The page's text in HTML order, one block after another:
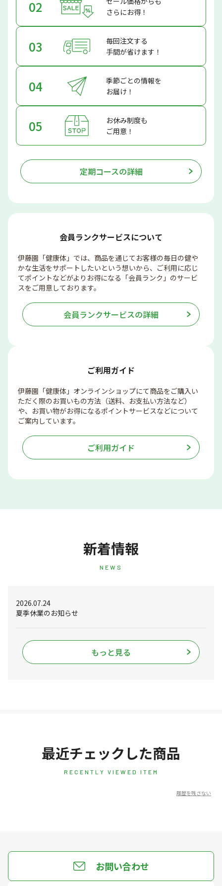
02
さらにお得！
03
毎回注文する
手間が省けます！
04
季節ごとの情報を
お届け！
05
お休み制度も
ご用意！
定期コースの詳細
会員ランクサービスについて
伊藤園「健康体」では、商品を通じてお客様の毎日の健や
かな生活をサポートしたいという想いから、ご利用に応じ
てポイントなどがよりお得になる「会員ランク」のサービ
スをご用意しております。
会員ランクサービスの詳細
ご利用ガイド
伊藤園「健康体」オンラインショップにて商品をご購入い
ただく際のお買いもの方法（送料、お支払い方法など）
や、お買い物がお得になるポイントサービスなどについて
ご案内しています。
ご利用ガイド
新着情報
NEWS
2026.07.24
夏季休業のお知らせ
もっと見る
最近チェックした商品
RECENTLY VIEWED ITEM
履歴を残さない
お問い合わせ